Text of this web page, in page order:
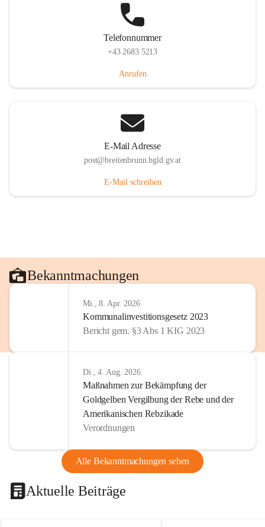
Telefonnummer
+43 2683 5213
Anrufen
E-Mail Adresse
post@breitenbrunn.bgld.gv.at
E-Mail schreiben
Bekanntmachungen
Mi., 8. Apr. 2026
Kommunalinvestitionsgesetz 2023
Bericht gem. §3 Abs 1 KIG 2023
Di., 4. Aug. 2026
Maßnahmen zur Bekämpfung der
Goldgelben Vergilbung der Rebe und der
Amerikanischen Rebzikade
Verordnungen
Alle Bekanntmachungen sehen
Aktuelle Beiträge